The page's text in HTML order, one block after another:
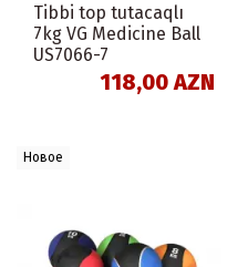
Tibbi top tutacaqlı
7kg VG Medicine Ball
US7066-7
118,00 AZN
Новое